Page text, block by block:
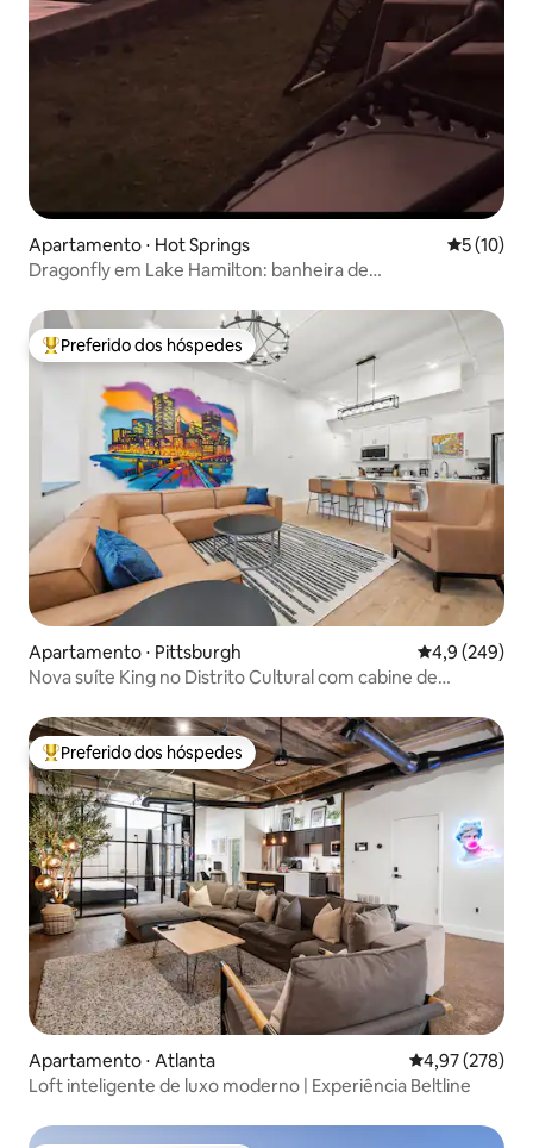
Apartamento ⋅ Hot Springs 5 de uma
5 (10)
Dragonfly em Lake Hamilton: banheira de
Entre os melhores preferidos dos hóspedes
Preferido dos hóspedes
Apartamento ⋅ Pittsburgh 4,9 de uma
4,9 (249)
Nova suíte King no Distrito Cultural com cabine de
Entre os melhores preferidos dos hóspedes
Preferido dos hóspedes
Apartamento ⋅ Atlanta 4,97 de uma
4,97 (278)
Loft inteligente de luxo moderno | Experiência Beltline